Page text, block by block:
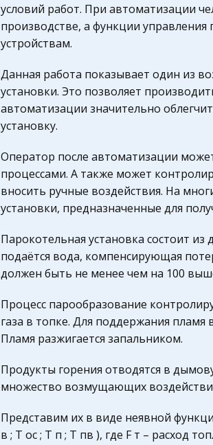
условий работ. При автоматизации
производстве, а функции
устройствам.
Данная работа показывает один из
установки. Это позволяет
автоматизации значительно
установку.
Оператор после автоматизации
процессами. А также может
вносить ручные воздействия. На
установки, предназначенные для
Парокотельная установка состоит
подаётся вода, компенсирующая
должен быть не менее чем на 100
Процесс парообразование
газа в топке. Для поддержания пламя
Пламя разжигается запальником.
Продукты горения отводятся в
множество возмущающих
Представим их в виде неявной
в ; Т ос ; Т п ; Т пв ), где F т – расход